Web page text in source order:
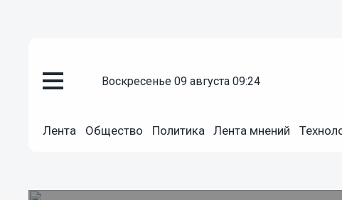
воскресенье 09 августа 09:24
Лента Общество Политика Лента мнений
01.09.201416:45
Владимир Путин в Минске
сомнительными грибами,